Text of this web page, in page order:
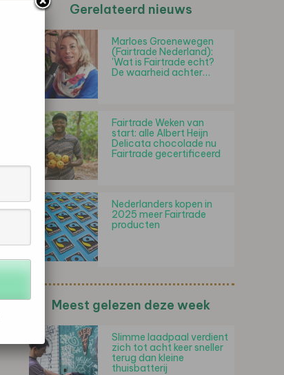
Gerelateerd nieuws
Marloes Groenewegen
(Fairtrade Nederland):
'Wat is Fairtrade echt?
De waarheid achter…
Fairtrade Weken van
start: alle Albert Heijn
Delicata chocolade nu
Fairtrade gecertificeerd
Nederlanders kopen in
2025 meer Fairtrade
producten
Meest gelezen deze week
Slimme laadpaal verdient
zich tot acht keer sneller
terug dan kleine
thuisbatterij